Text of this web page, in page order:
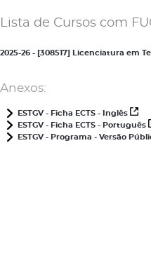
Lista de Cursos com
2025-26 - [308517] Licenciatura em
Anexos:
ESTGV - Ficha ECTS - Inglês
ESTGV - Ficha ECTS - Português
ESTGV - Programa - Versão